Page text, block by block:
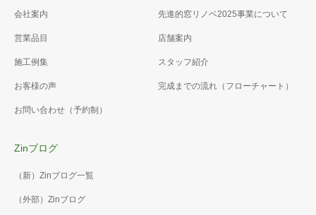
会社案内
営業品目
施工例集
お客様の声
お問い合わせ（予約制）
先進的窓リノベ2025事業について
店舗案内
スタッフ紹介
完成までの流れ（フローチャート）
Zinブログ
（新）Zinブログ一覧
（外部）Zinブログ